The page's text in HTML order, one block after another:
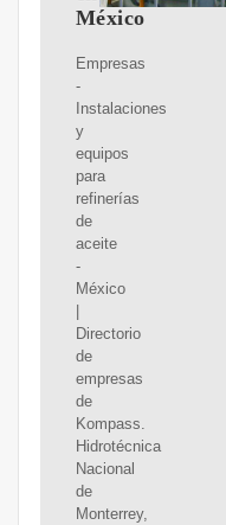
México
Empresas
-
Instalaciones
y
equipos
para
refinerías
de
aceite
-
México
Directorio
de
empresas
de
Kompass.
Hidrotécnica
Nacional
de
Monterrey,